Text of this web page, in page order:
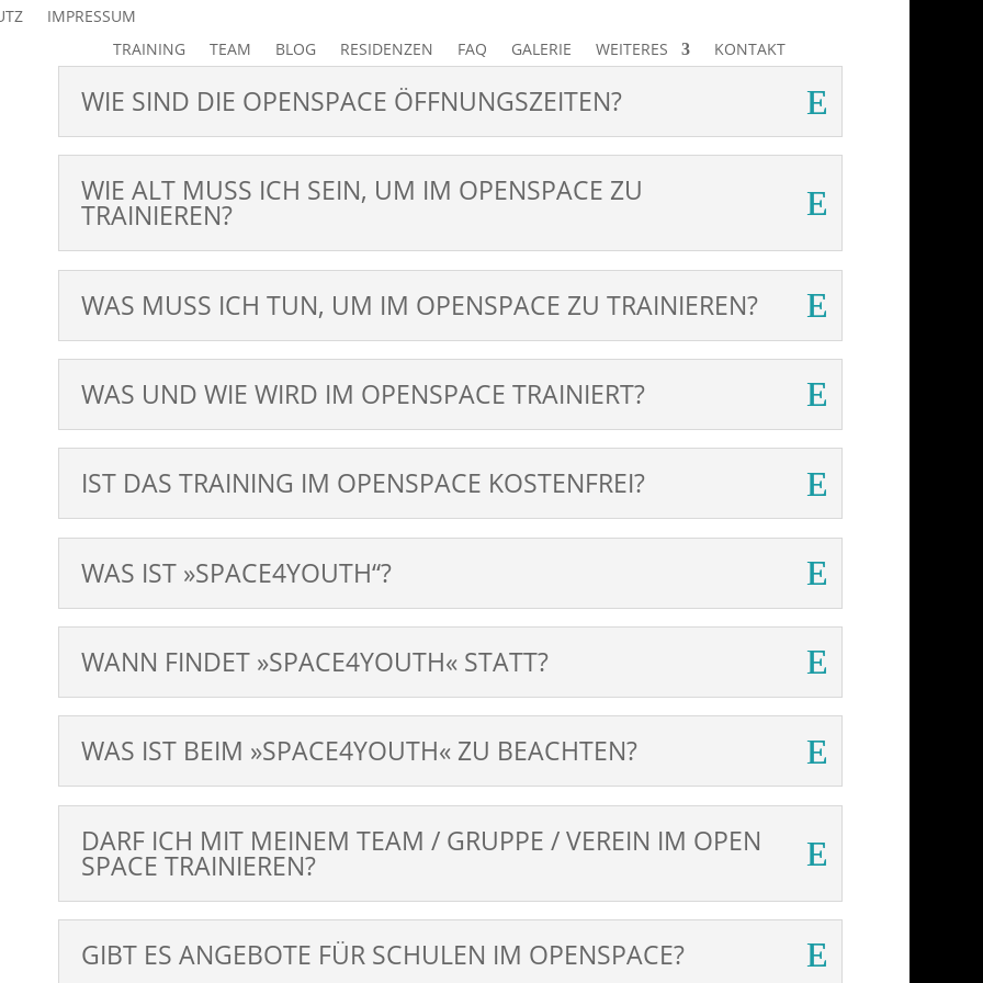
IMPRESSUM
TRAINING
TEAM BLOG RESIDENZEN FAQ GALERIE WEITERES KONTAKT
WIE SIND DIE OPENSPACE ÖFFNUNGSZEITEN?
WIE ALT MUSS ICH SEIN, UM IM OPENSPACE ZU
TRAINIEREN?
WAS MUSS ICH TUN, UM IM OPENSPACE ZU TRAINIEREN?
WAS UND WIE WIRD IM OPENSPACE TRAINIERT?
IST DAS TRAINING IM OPENSPACE KOSTENFREI?
WAS IST »SPACE4YOUTH“?
WANN FINDET »SPACE4YOUTH« STATT?
WAS IST BEIM »SPACE4YOUTH« ZU BEACHTEN?
DARF ICH MIT MEINEM TEAM / GRUPPE / VEREIN IM OPEN
SPACE TRAINIEREN?
GIBT ES ANGEBOTE FÜR SCHULEN IM OPENSPACE?